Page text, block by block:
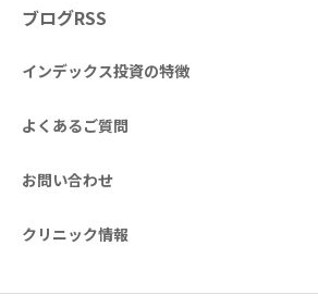
ブログRSS
インデックス投資の特徴
よくあるご質問
お問い合わせ
クリニック情報